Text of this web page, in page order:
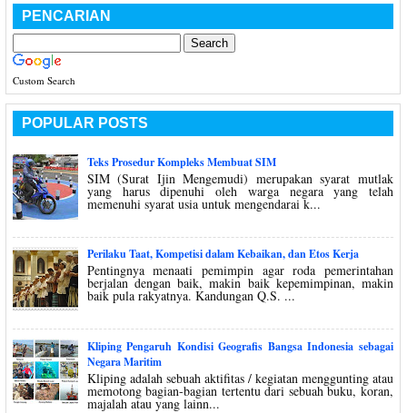
PENCARIAN
Custom Search
POPULAR POSTS
Teks Prosedur Kompleks Membuat SIM
SIM (Surat Ijin Mengemudi) merupakan syarat mutlak
yang harus dipenuhi oleh warga negara yang telah
memenuhi syarat usia untuk mengendarai k...
Perilaku Taat, Kompetisi dalam Kebaikan, dan Etos Kerja
Pentingnya menaati pemimpin agar roda pemerintahan
berjalan dengan baik, makin baik kepemimpinan, makin
baik pula rakyatnya. Kandungan Q.S. ...
Kliping Pengaruh Kondisi Geografis Bangsa Indonesia sebagai
Negara Maritim
Kliping adalah sebuah aktifitas / kegiatan menggunting atau
memotong bagian-bagian tertentu dari sebuah buku, koran,
majalah atau yang lainn...